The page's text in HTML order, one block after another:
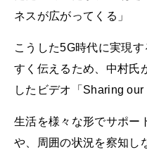
ネスが広がってくる」
こうした5G時代に実現
すく伝えるため、中村氏
したビデオ「Sharing our
生活を様々な形でサポー
や、周囲の状況を察知し